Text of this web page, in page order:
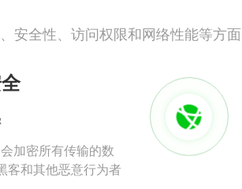
安全性、访问权限和网络性能等方面
加密所有传输的数
客和其他恶意行为者